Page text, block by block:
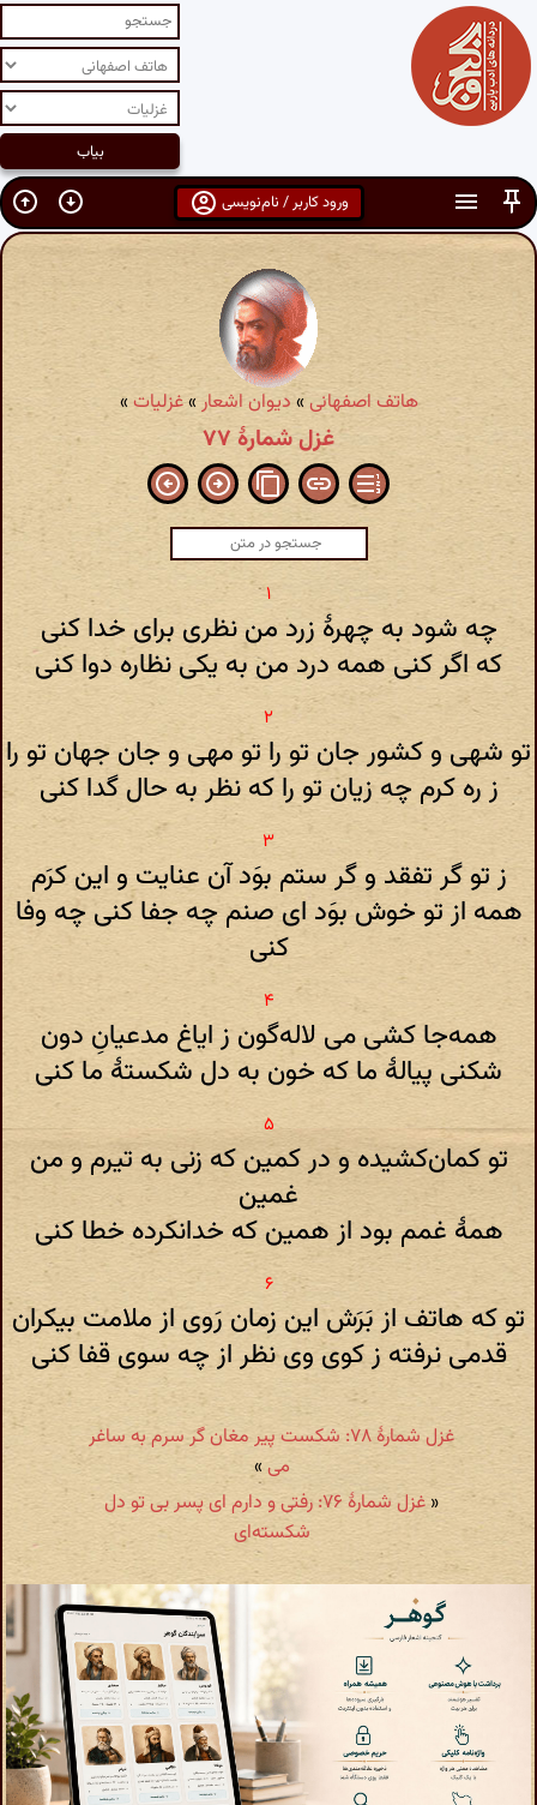
ورود کاربر / نام‌نویسی
هاتف اصفهانی» دیوان اشعار»غزلیات»
غزل شمارهٔ ۷۷
چه شود به چهرهٔ زرد من نظری برای خدا کنی
که اگر کنی همه درد من به یکی نظاره دوا کنی
تو شهی و کشور جان تو را تو مهی و جان جهان تو را
ز ره کرم چه زیان تو را که نظر به حال گدا کنی
ز تو گر تفقد و گر ستم بوَد آن عنایت و این کرَم
همه از تو خوش بوَد ای صنم چه جفا کنی چه وفا
کنی
همه‌جا کشی می لاله‌گون ز ایاغ مدعیانِ دون
شکنی پیالهٔ ما که خون به دل شکستهٔ ما کنی
تو کمان‌کشیده و در کمین که زنی به تیرم و من
غمین
همهٔ غمم بود از همین که خدا‌نکرده خطا کنی
تو که هاتف از بَرَش این زمان رَوی از ملامت بیکران
قدمی نرفته ز کوی وی نظر از چه سوی قفا کنی
غزل شمارهٔ ۷۸: شکست پیر مغان گر سرم به ساغر
می »
«
غزل شمارهٔ ۷۶: رفتی و دارم ای پسر بی تو دل
شکسته‌ای